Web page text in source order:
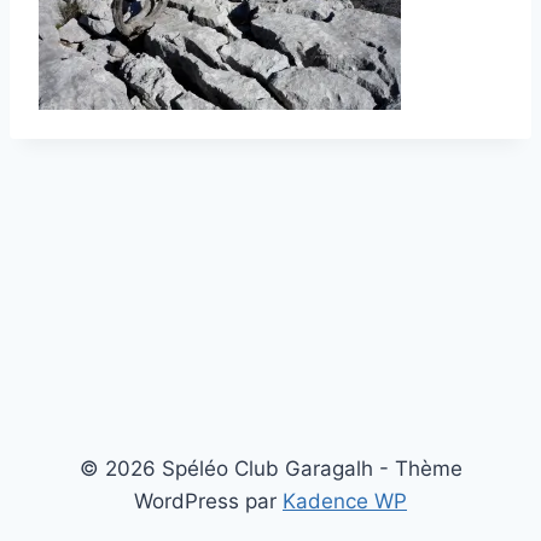
© 2026 Spéléo Club Garagalh - Thème
WordPress par Kadence WP